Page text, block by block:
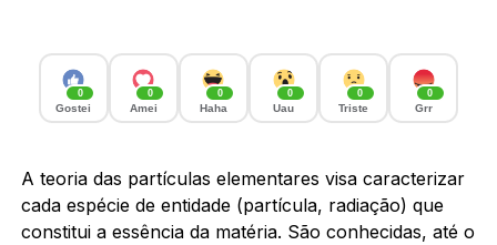
0
Gostei
0
Amei
0
Haha
0
Uau
0
Triste
0
Grr
A teoria das partículas elementares visa caracterizar
cada espécie de entidade (partícula, radiação) que
constitui a essência da matéria. São conhecidas, até o